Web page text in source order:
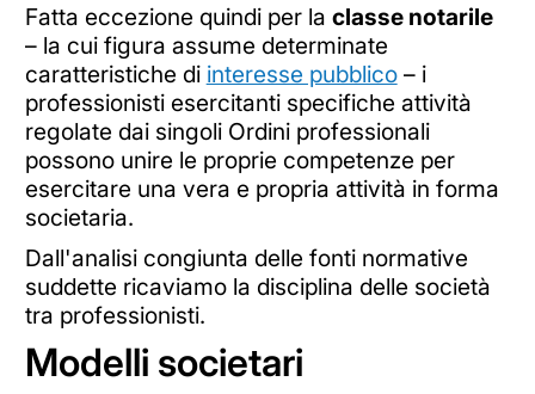
Fatta eccezione quindi per la classe notarile
– la cui figura assume determinate
caratteristiche di interesse pubblico– i
professionisti esercitanti specifiche attività
regolate dai singoli Ordini professionali
possono unire le proprie competenze per
esercitare una vera e propria attività in forma
societaria.
Dall'analisi congiunta delle fonti normative
suddette ricaviamo la disciplina delle società
tra professionisti.
Modelli societari